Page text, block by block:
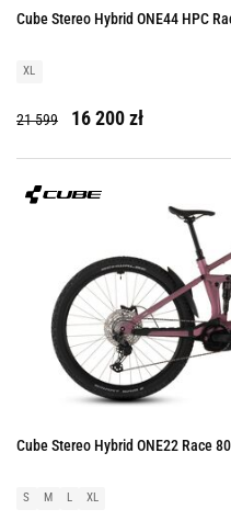
Cube Stereo Hybrid ONE44 HPC
XL
21 599 16 200 zł
Cube Stereo Hybrid ONE22 Race
S M L XL